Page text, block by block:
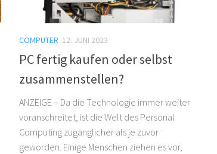
COMPUTER 12. JUNI 2023
PC fertig kaufen oder selbst
zusammenstellen?
ANZEIGE – Da die Technologie immer weiter
voranschreitet, ist die Welt des Personal
Computing zugänglicher als je zuvor
geworden. Einige Menschen ziehen es vor,